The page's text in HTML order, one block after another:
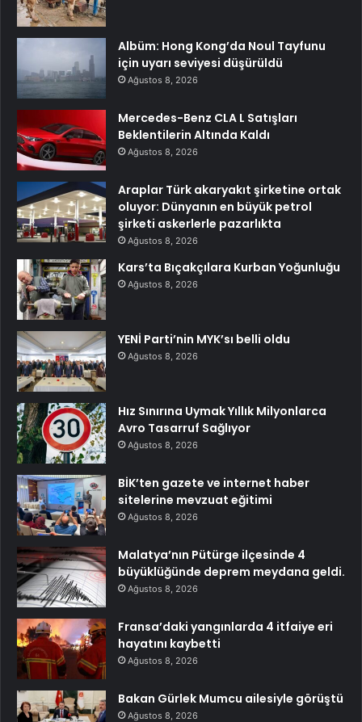
Albüm: Hong Kong’da Noul Tayfunu
için uyarı seviyesi düşürüldü
Ağustos 8, 2026
Mercedes-Benz CLA L Satışları
Beklentilerin Altında Kaldı
Ağustos 8, 2026
Araplar Türk akaryakıt şirketine ortak
oluyor: Dünyanın en büyük petrol
şirketi askerlerle pazarlıkta
Ağustos 8, 2026
Kars’ta Bıçakçılara Kurban Yoğunluğu
Ağustos 8, 2026
YENİ Parti’nin MYK’sı belli oldu
Ağustos 8, 2026
Hız Sınırına Uymak Yıllık Milyonlarca
Avro Tasarruf Sağlıyor
Ağustos 8, 2026
BİK’ten gazete ve internet haber
sitelerine mevzuat eğitimi
Ağustos 8, 2026
Malatya’nın Pütürge ilçesinde 4
büyüklüğünde deprem meydana geldi.
Ağustos 8, 2026
Fransa’daki yangınlarda 4 itfaiye eri
hayatını kaybetti
Ağustos 8, 2026
Bakan Gürlek Mumcu ailesiyle görüştü
Ağustos 8, 2026